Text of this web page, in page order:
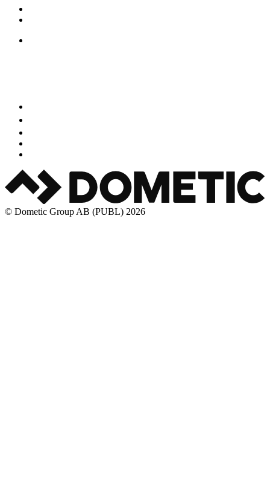
© Dometic Group AB (PUBL) 2026